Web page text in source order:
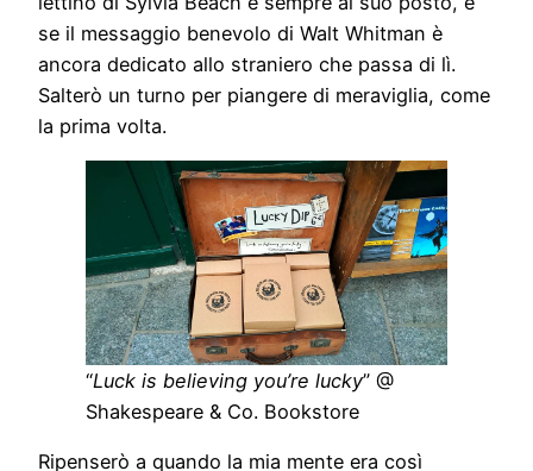
se il messaggio benevolo di Walt Whitman è
ancora dedicato allo straniero che passa di lì.
Salterò un turno per piangere di meraviglia, come
la prima volta.
“Luck is believing you’re lucky” @
Shakespeare & Co. Bookstore
Ripenserò a quando la mia mente era così